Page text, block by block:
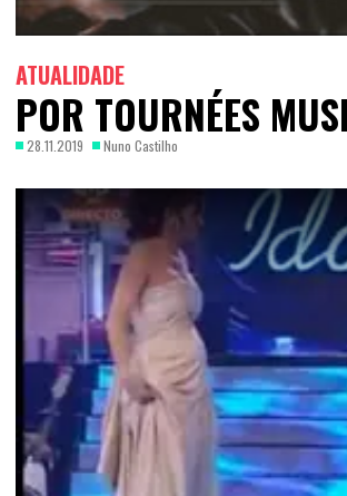
ATUALIDADE
POR TOURNÉES
28.11.2019 Nuno Castilho